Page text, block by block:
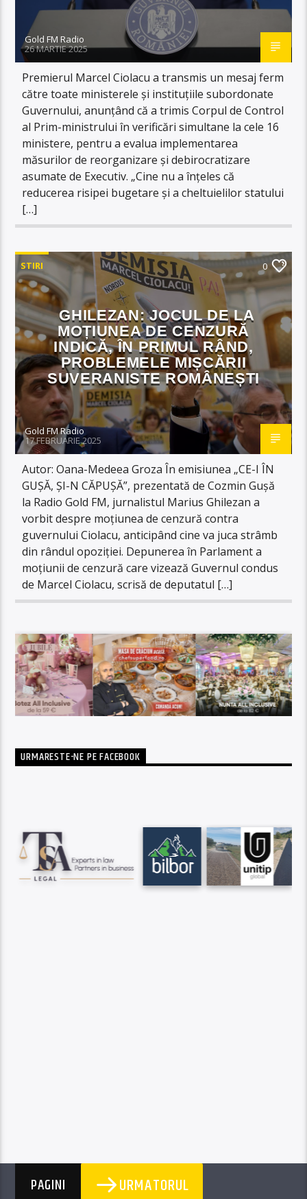
Gold FM Radio
26 MARTIE 2025
Premierul Marcel Ciolacu a transmis un mesaj ferm
către toate ministerele și instituțiile subordonate
Guvernului, anunțând că a trimis Corpul de Control
al Prim-ministrului în verificări simultane la cele 16
ministere, pentru a evalua implementarea
măsurilor de reorganizare și debirocratizare
asumate de Executiv. „Cine nu a înțeles că
reducerea risipei bugetare și a cheltuielilor statului
[…]
STIRI 0
GHILEZAN: JOCUL DE LA
MOȚIUNEA DE CENZURĂ
INDICĂ, ÎN PRIMUL RÂND,
PROBLEMELE MIȘCĂRII
SUVERANISTE ROMÂNEȘTI
Gold FM Radio
17 FEBRUARIE 2025
Autor: Oana-Medeea Groza În emisiunea „CE-I ÎN
GUȘĂ, ȘI-N CĂPUȘĂ”, prezentată de Cozmin Gușă
la Radio Gold FM, jurnalistul Marius Ghilezan a
vorbit despre moțiunea de cenzură contra
guvernului Ciolacu, anticipând cine va juca strâmb
din rândul opoziției. Depunerea în Parlament a
moțiunii de cenzură care vizează Guvernul condus
de Marcel Ciolacu, scrisă de deputatul […]
URMARESTE-NE PE FACEBOOK
PAGINI URMATORUL